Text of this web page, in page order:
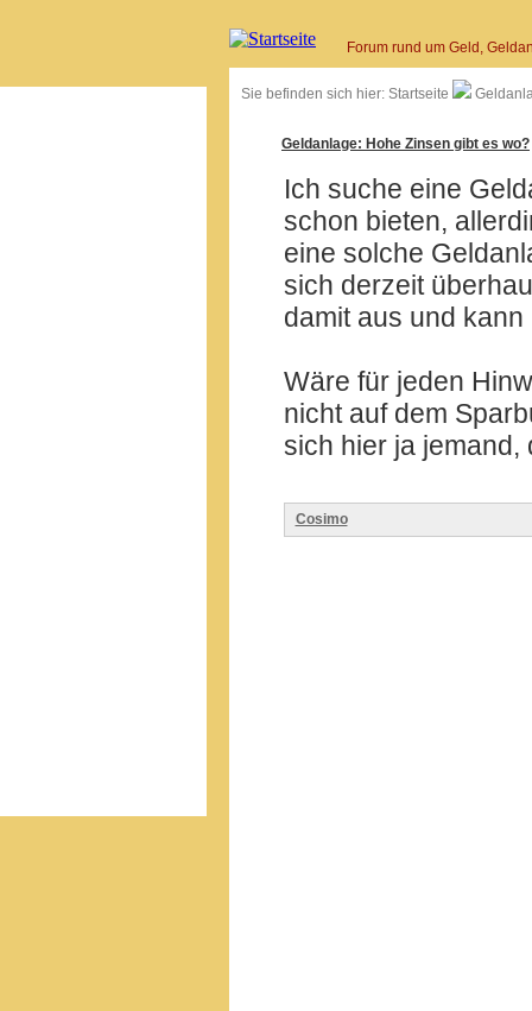
Forum rund um Geld,
Sie befinden sich hier: Startseite
Geldanlage: Hohe Zinsen gibt es wo?
Ich suche eine
schon bieten,
eine solche
sich derzeit
damit aus und
Wäre für jeden
nicht auf dem
sich hier ja jemand,
Cosimo